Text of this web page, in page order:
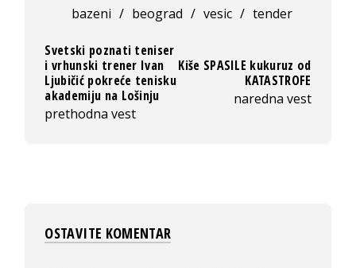
bazeni / beograd / vesic / tender
Svetski poznati teniser
i vrhunski trener Ivan
Ljubičić pokreće tenisku
akademiju na Lošinju
prethodna vest
Kiše SPASILE kukuruz od
KATASTROFE
naredna vest
OSTAVITE KOMENTAR